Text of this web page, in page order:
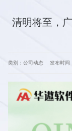
清明将至，
类别：公司动态 发布时